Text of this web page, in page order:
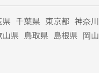
県 千葉県 東京都 神奈
県 鳥取県 島根県 岡